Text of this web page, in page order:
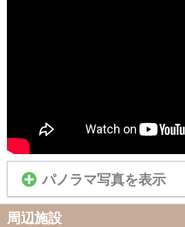
パノラマ写真を表示
周辺施設